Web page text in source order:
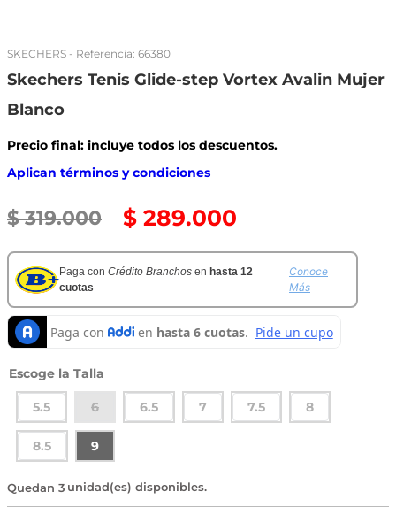
SKECHERS - Referencia: 66380
Skechers Tenis Glide-step Vortex Avalin Mujer
Blanco
Precio final: incluye todos los descuentos.
Aplican términos y condiciones
$ 319.000 $ 289.000
Paga con Crédito Branchos en hasta 12
cuotas
Conoce
Más
Talla
5.5 6 6.5 7 7.5 8
8.5 9
3 disponibles